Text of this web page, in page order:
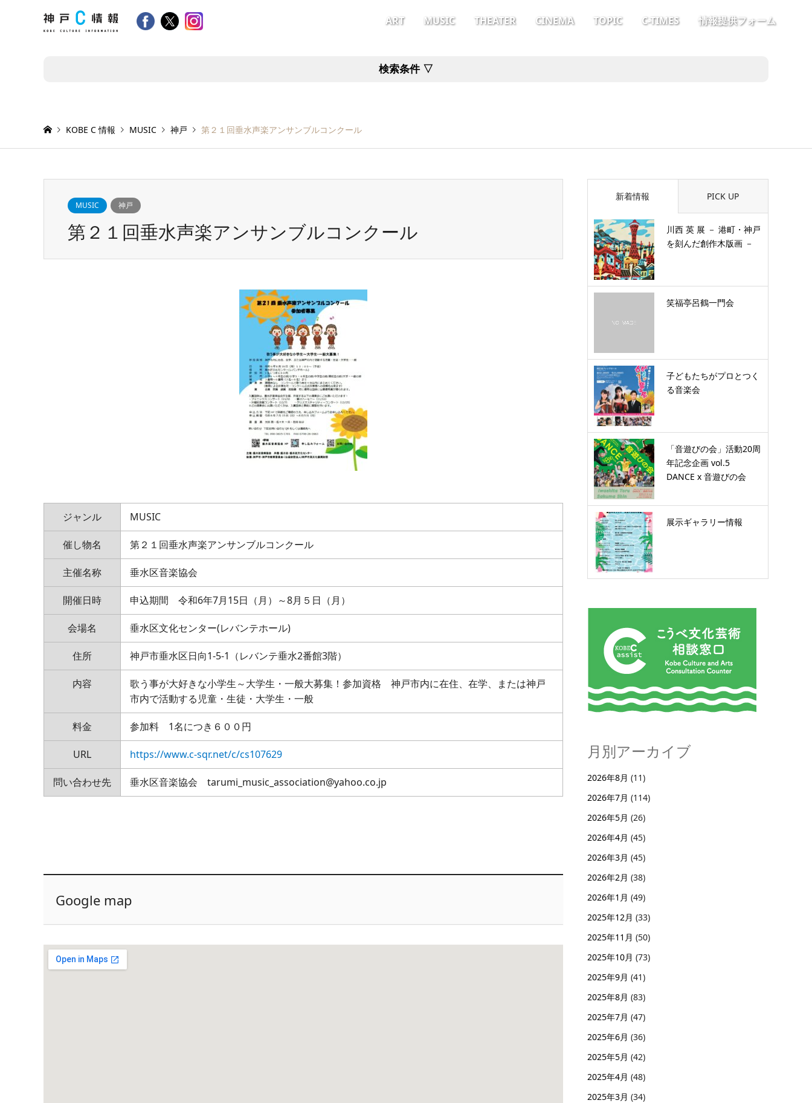
ART MUSIC THEATER CINEMA TOPIC C-TIMES 情報提供フォーム
検索条件 ▽
KOBE C 情報 MUSIC 神戸 第２１回垂水声楽アンサンブルコンクール
MUSIC 神戸
第２１回垂水声楽アンサンブルコンクール
ジャンル MUSIC
催し物名 第２１回垂水声楽アンサンブルコンクール
主催名称 垂水区音楽協会
開催日時 申込期間 令和6年7月15日（月）～8月５日（月）
会場名 垂水区文化センター(レバンテホール)
住所 神戸市垂水区日向1-5-1（レバンテ垂水2番館3階）
内容
歌う事が大好きな小学生～大学生・一般大募集！参加資格 神戸市内に在住、在学、または神戸
市内で活動する児童・生徒・大学生・一般
料金 参加料 1名につき６００円
URL https://www.c-sqr.net/c/cs107629
問い合わせ先 垂水区音楽協会 tarumi_music_association@yahoo.co.jp
Google map
新着情報 PICK UP
川西 英 展 － 港町・神戸
を刻んだ創作木版画 －
笑福亭呂鶴一門会
子どもたちがプロとつく
る音楽会
「音遊びの会」活動20周
年記念企画 vol.5
DANCE x 音遊びの会
展示ギャラリー情報
月別アーカイブ
2026年8月 (11)
2026年7月 (114)
2026年5月 (26)
2026年4月 (45)
2026年3月 (45)
2026年2月 (38)
2026年1月 (49)
2025年12月 (33)
2025年11月 (50)
2025年10月 (73)
2025年9月 (41)
2025年8月 (83)
2025年7月 (47)
2025年6月 (36)
2025年5月 (42)
2025年4月 (48)
2025年3月 (34)